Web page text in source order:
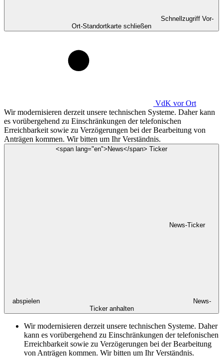
Schnellzugriff Vor-
Ort-Standortkarte schließen
VdK vor Ort
Wir modernisieren derzeit unsere technischen Systeme. Daher kann
es vorübergehend zu Einschränkungen der telefonischen
Erreichbarkeit sowie zu Verzögerungen bei der Bearbeitung von
Anträgen kommen. Wir bitten um Ihr Verständnis.
<span lang="en">News</span> Ticker
News-Ticker
abspielen
News-
Ticker anhalten
Wir modernisieren derzeit unsere technischen Systeme. Daher
kann es vorübergehend zu Einschränkungen der telefonischen
Erreichbarkeit sowie zu Verzögerungen bei der Bearbeitung
von Anträgen kommen. Wir bitten um Ihr Verständnis.